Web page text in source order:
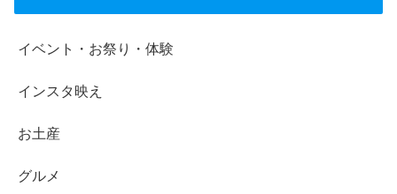
イベント・お祭り・体験
インスタ映え
お土産
グルメ